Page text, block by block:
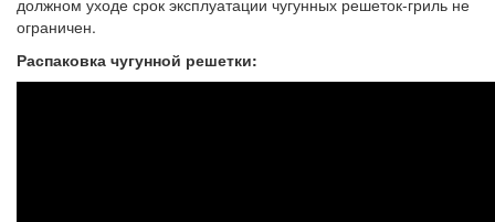
должном уходе срок эксплуатации чугунных решеток-гриль не
ограничен.
Распаковка чугунной решетки: